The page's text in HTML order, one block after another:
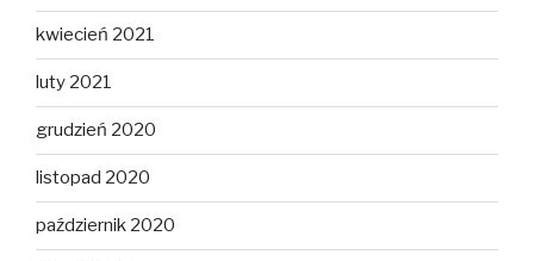
kwiecień 2021
luty 2021
grudzień 2020
listopad 2020
październik 2020